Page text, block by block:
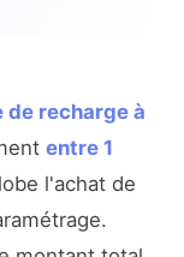
recharge à
entre 1
l'achat de